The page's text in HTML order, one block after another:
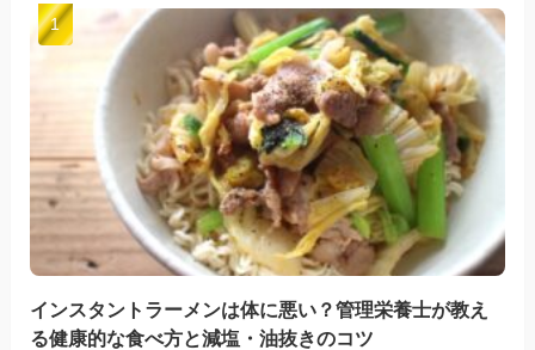
インスタントラーメンは体に悪い？管理栄養士が教え
る健康的な食べ方と減塩・油抜きのコツ